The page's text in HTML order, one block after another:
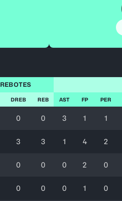
REBOTES
DREB REB AST FP PER
0 0 3 1 1
3 3 1 4 2
0 0 0 2 0
0 0 0 1 0